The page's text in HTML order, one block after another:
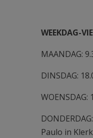
WEEKDAG-
MAANDAG:
DINSDAG:
Paulo in